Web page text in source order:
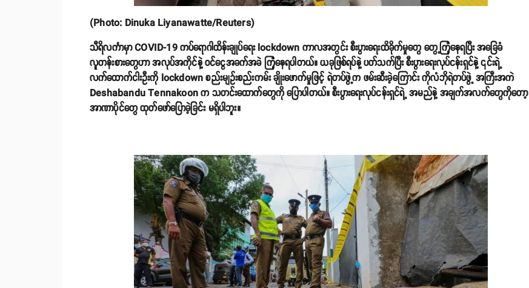
(Photo: Dinuka Liyanawatte/Reuters)
သီရိလင်္ကာမှာ COVID-19 ကပ်ရောဂါထိန်းချုပ်ရေး lockdown ကာလအတွင်း စီးပွားရေးထိခိုက်မှုတွေ တွေ့ကြုံနေရပြီး အခြေခံ
လူတန်းစားတွေဟာ အလုပ်အကိုင်နဲ့ ဝင်ငွေအခက်အခဲ ကြုံနေရပါတယ်။ ယခုဖြစ်ရပ်နဲ့ ပတ်သက်ပြီး စီးပွားရေးလုပ်ငန်းရှင်နဲ့ ၎င်းရဲ့
လက်ထောက်ငါးဦးကို lockdown စည်းမျဥ်းစည်းကမ်း ချိုးဖောက်မှုဖြင့် ရဲတပ်ဖွဲ့က ဖမ်းဆီးခဲ့ကြောင်း ကိုလံဘိုရဲတပ်ဖွဲ့ အကြီးအကဲ
Deshabandu Tennakoon က သတင်းထောက်တွေကို ပြောပါတယ်။ စီးပွားရေးလုပ်ငန်းရှင်ရဲ့ အမည်နဲ့ အချက်အလက်တွေကိုတော့
အာဏာပိုင်တွေ ထုတ်ဖော်ပြောခဲ့ခြင်း မရှိပါဘူး။